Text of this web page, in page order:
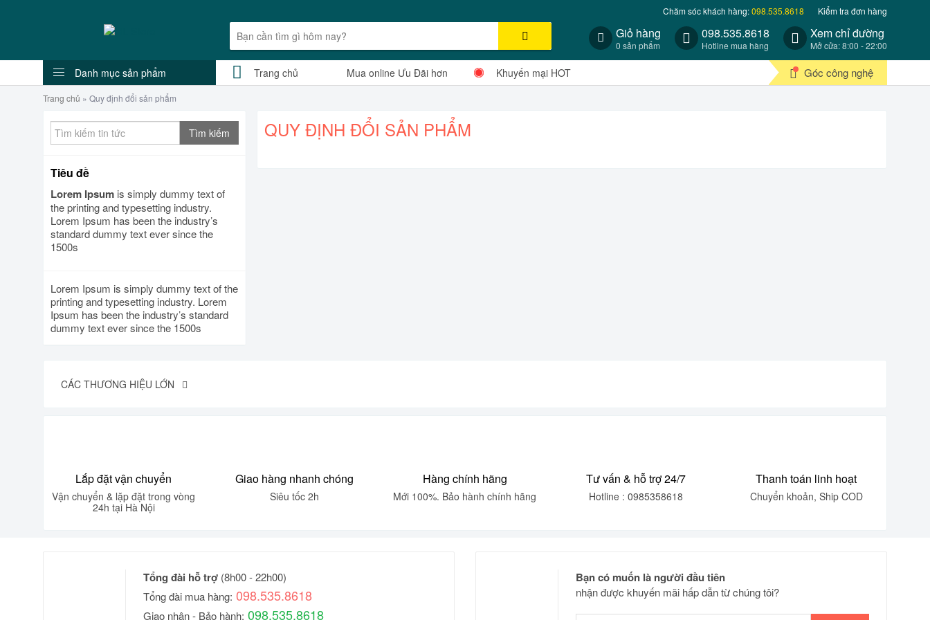
Chăm sóc khách hàng:098.535.8618 Kiểm tra đơn hàng
Giỏ hàng
0 sản phẩm
098.535.8618
Hotline mua hàng
Xem chỉ đường
Mở cửa: 8:00 - 22:00
Danh mục sản phẩm Trang chủ Mua online Ưu Đãi hơn Khuyến mại HOT Góc công nghệ
Trang chủ » Quy định đổi sản phẩm
QUY ĐỊNH ĐỔI SẢN PHẨM
Tìm kiếm
Tiêu đề
Lorem Ipsum is simply dummy text of
the printing and typesetting industry.
Lorem Ipsum has been the industry’s
standard dummy text ever since the
1500s
Lorem Ipsum is simply dummy text of the
printing and typesetting industry. Lorem
Ipsum has been the industry’s standard
dummy text ever since the 1500s
CÁC THƯƠNG HIỆU LỚN
Lắp đặt vận chuyển
Vận chuyển & lặp đặt trong vòng
24h tại Hà Nội
Giao hàng nhanh chóng
Siêu tốc 2h
Hàng chính hãng
Mới 100%. Bảo hành chính hãng
Tư vấn & hỗ trợ 24/7
Hotline : 0985358618
Thanh toán linh hoạt
Chuyển khoản, Ship COD
Tổng đài hỗ trợ (8h00 - 22h00)
Tổng đài mua hàng: 098.535.8618
Giao nhận - Bảo hành: 098.535.8618
Bạn có muốn là người đầu tiên
nhận được khuyến mãi hấp dẫn từ chúng tôi?